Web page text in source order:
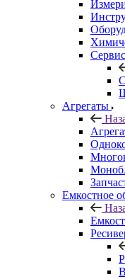
Агрегаты
Емкостное